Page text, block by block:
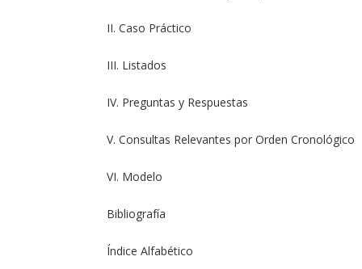
II. Caso Práctico
III. Listados
IV. Preguntas y Respuestas
V. Consultas Relevantes por Orden Cronológico
VI. Modelo
Bibliografía
Índice Alfabético